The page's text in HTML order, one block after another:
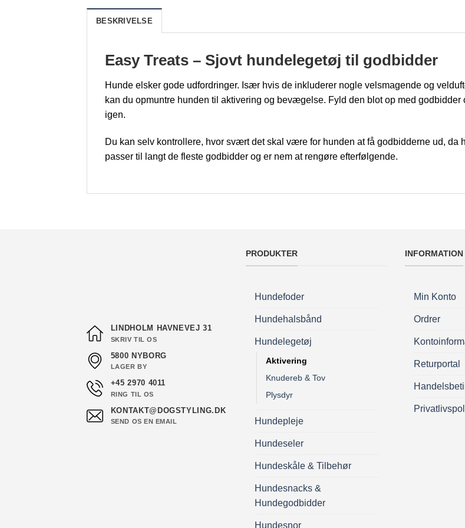
BESKRIVELSE
Easy Treats – Sjovt hundelegetøj til godbidder
Hunde elsker gode udfordringer. Især hvis de inkluderer nogle velsmagende og
kan du opmuntre hunden til aktivering og bevægelse. Fyld den blot op med
igen.
Du kan selv kontrollere, hvor svært det skal være for hunden at få godbidderne ud, da
passer til langt de fleste godbidder og er nem at rengøre efterfølgende.
LINDHOLM HAVNEVEJ 31
SKRIV TIL OS
5800 NYBORG
LAGER BY
+45 2970 4011
RING TIL OS
KONTAKT@DOGSTYLING.DK
SEND OS EN EMAIL
PRODUKTER
Hundefoder
Hundehalsbånd
Hundelegetøj
Aktivering
Knudereb & Tov
Plysdyr
Hundepleje
Hundeseler
Hundeskåle & Tilbehør
Hundesnacks &
Hundegodbidder
Hundesnor
INFORMATION
Min Konto
Ordrer
Returportal